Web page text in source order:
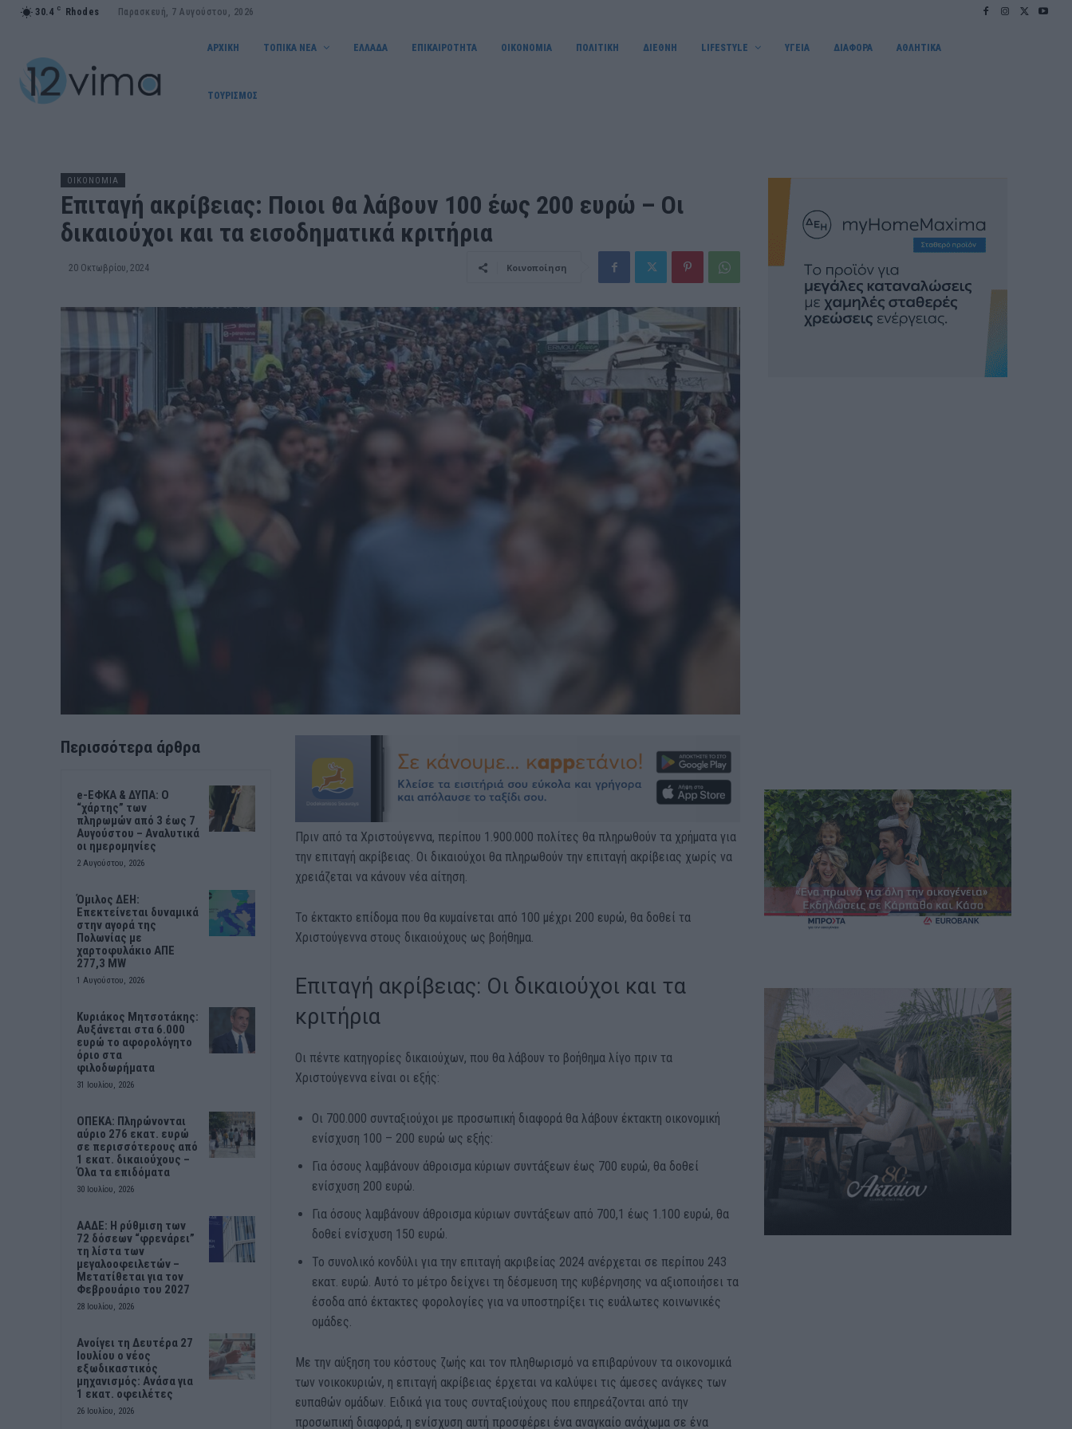
30.4 C Rhodes Παρασκευή, 7 Αυγούστου, 2026
ΑΡΧΙΚΗ ΤΟΠΙΚΑ ΝΕΑ ΕΛΛΑΔΑ ΕΠΙΚΑΙΡΟΤΗΤΑ OIKONOMIA ΠΟΛΙΤΙΚΗ ΔΙΕΘΝΗ LIFESTYLE ΥΓΕΙΑ ΔΙΑΦΟΡΑ ΑΘΛΗΤΙΚΑ
ΤΟΥΡΙΣΜΟΣ
OIKONOMIA
Επιταγή ακρίβειας: Ποιοι θα λάβουν 100 έως 200 ευρώ – Οι
δικαιούχοι και τα εισοδηματικά κριτήρια
20 Οκτωβρίου, 2024 Κοινοποίηση
Περισσότερα άρθρα
e-ΕΦΚΑ & ΔΥΠΑ: Ο
“χάρτης” των
πληρωμών από 3 έως 7
Αυγούστου – Αναλυτικά
οι ημερομηνίες
2 Αυγούστου, 2026
Όμιλος ΔΕΗ:
Επεκτείνεται δυναμικά
στην αγορά της
Πολωνίας με
χαρτοφυλάκιο ΑΠΕ
277,3 MW
1 Αυγούστου, 2026
Κυριάκος Μητσοτάκης:
Αυξάνεται στα 6.000
ευρώ το αφορολόγητο
όριο στα
φιλοδωρήματα
31 Ιουλίου, 2026
ΟΠΕΚΑ: Πληρώνονται
αύριο 276 εκατ. ευρώ
σε περισσότερους από
1 εκατ. δικαιούχους –
Όλα τα επιδόματα
30 Ιουλίου, 2026
ΑΑΔΕ: Η ρύθμιση των
72 δόσεων “φρενάρει”
τη λίστα των
μεγαλοοφειλετών –
Μετατίθεται για τον
Φεβρουάριο του 2027
28 Ιουλίου, 2026
Ανοίγει τη Δευτέρα 27
Ιουλίου ο νέος
εξωδικαστικός
μηχανισμός: Ανάσα για
1 εκατ. οφειλέτες
26 Ιουλίου, 2026
Πριν από τα Χριστούγεννα, περίπου 1.900.000 πολίτες θα πληρωθούν τα χρήματα για
την επιταγή ακρίβειας. Οι δικαιούχοι θα πληρωθούν την επιταγή ακρίβειας χωρίς να
χρειάζεται να κάνουν νέα αίτηση.
Το έκτακτο επίδομα που θα κυμαίνεται από 100 μέχρι 200 ευρώ, θα δοθεί τα
Χριστούγεννα στους δικαιούχους ως βοήθημα.
Επιταγή ακρίβειας: Οι δικαιούχοι και τα
κριτήρια
Οι πέντε κατηγορίες δικαιούχων, που θα λάβουν το βοήθημα λίγο πριν τα
Χριστούγεννα είναι οι εξής:
Οι 700.000 συνταξιούχοι με προσωπική διαφορά θα λάβουν έκτακτη οικονομική
ενίσχυση 100 – 200 ευρώ ως εξής:
Για όσους λαμβάνουν άθροισμα κύριων συντάξεων έως 700 ευρώ, θα δοθεί
ενίσχυση 200 ευρώ.
Για όσους λαμβάνουν άθροισμα κύριων συντάξεων από 700,1 έως 1.100 ευρώ, θα
δοθεί ενίσχυση 150 ευρώ.
Το συνολικό κονδύλι για την επιταγή ακριβείας 2024 ανέρχεται σε περίπου 243
εκατ. ευρώ. Αυτό το μέτρο δείχνει τη δέσμευση της κυβέρνησης να αξιοποιήσει τα
έσοδα από έκτακτες φορολογίες για να υποστηρίξει τις ευάλωτες κοινωνικές
ομάδες.
Με την αύξηση του κόστους ζωής και τον πληθωρισμό να επιβαρύνουν τα οικονομικά
των νοικοκυριών, η επιταγή ακρίβειας έρχεται να καλύψει τις άμεσες ανάγκες των
ευπαθών ομάδων. Ειδικά για τους συνταξιούχους που επηρεάζονται από την
προσωπική διαφορά, η ενίσχυση αυτή προσφέρει ένα αναγκαίο ανάχωμα σε ένα